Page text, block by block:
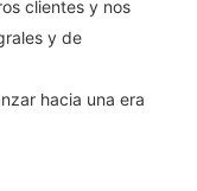
clientes y nos
y de
hacia una era